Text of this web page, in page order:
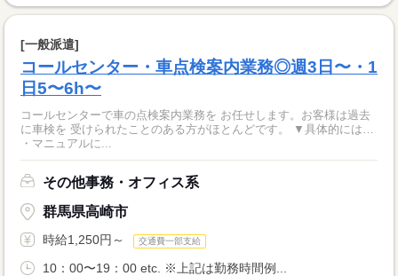
[一般派遣]
コールセンター・車点検案内業務◎週3日〜・1
日5〜6h〜
コールセンターで車の点検案内業務を お任せします。お客様は過去
に車検を 受けられたことのある方がほとんどです。 ▼具体的には…
・マニュアルに...
その他事務・オフィス系
群馬県高崎市
時給1,250円～ 交通費一部支給
10：00〜19：00 etc. ※上記は勤務時間例...